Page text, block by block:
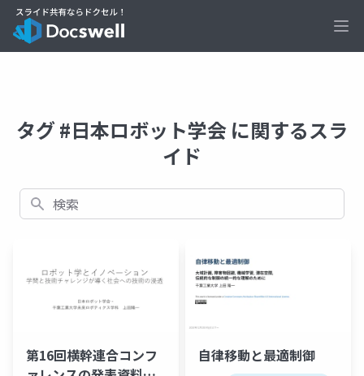
タグ #日本ロボット学会 に関するスラ
イド
検索
第16回横幹連合コンフ
自律移動と最適制御